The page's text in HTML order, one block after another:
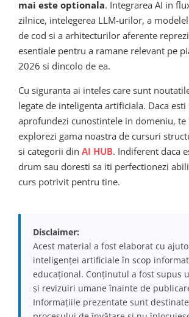
mai este optionala. Integrarea AI in
zilnice, intelegerea LLM-urilor, a
de cod si a arhitecturilor aferente
esentiale pentru a ramane relevant pe
2026 si dincolo de ea.
Cu siguranta ai inteles care sunt
legate de inteligenta artificiala. Daca esti
aprofundezi cunostintele in domeniu, te
explorezi gama noastra de cursuri
si categorii din AI HUB. Indiferent daca
drum sau doresti sa iti perfectionezi
curs potrivit pentru tine.
Disclaimer:
Acest material a fost elaborat cu
inteligenței artificiale în scop
educațional. Conținutul a fost supus
și revizuiri umane înainte de
Informațiile prezentate sunt